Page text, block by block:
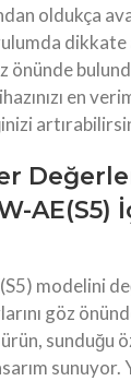
oldukça
dikkate
önünde
en
AE(S5)
modelini
göz
ürün, sunduğu
sunuyor.